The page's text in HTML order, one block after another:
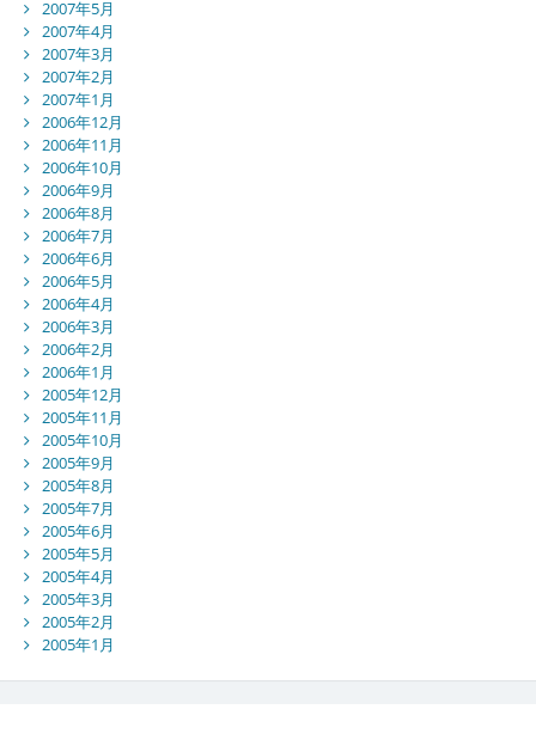
2007年5月
2007年4月
2007年3月
2007年2月
2007年1月
2006年12月
2006年11月
2006年10月
2006年9月
2006年8月
2006年7月
2006年6月
2006年5月
2006年4月
2006年3月
2006年2月
2006年1月
2005年12月
2005年11月
2005年10月
2005年9月
2005年8月
2005年7月
2005年6月
2005年5月
2005年4月
2005年3月
2005年2月
2005年1月